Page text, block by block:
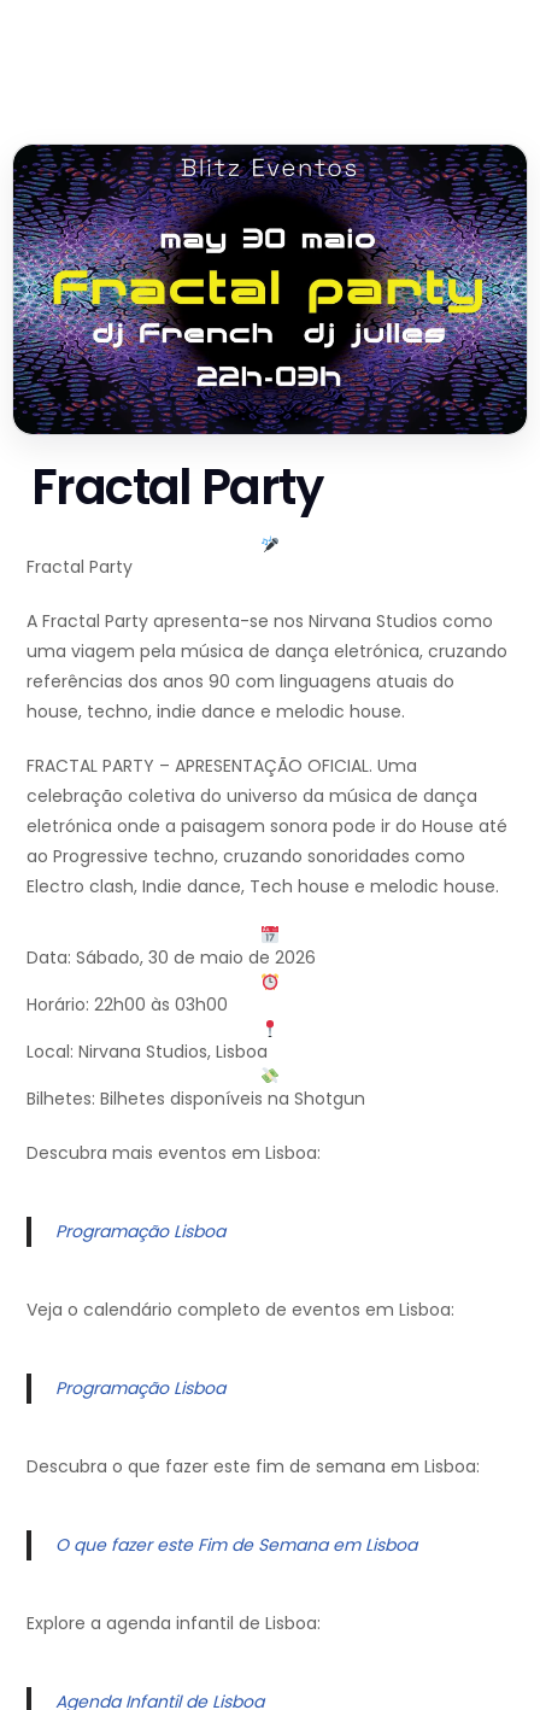
Fractal Party
Fractal Party
A Fractal Party apresenta-se nos Nirvana Studios como
uma viagem pela música de dança eletrónica, cruzando
referências dos anos 90 com linguagens atuais do
house, techno, indie dance e melodic house.
FRACTAL PARTY – APRESENTAÇÃO OFICIAL. Uma
celebração coletiva do universo da música de dança
eletrónica onde a paisagem sonora pode ir do House até
ao Progressive techno, cruzando sonoridades como
Electro clash, Indie dance, Tech house e melodic house.
Data: Sábado, 30 de maio de 2026
Horário: 22h00 às 03h00
Local: Nirvana Studios, Lisboa
Bilhetes: Bilhetes disponíveis na Shotgun
Descubra mais eventos em Lisboa:
Programação Lisboa
Veja o calendário completo de eventos em Lisboa:
Programação Lisboa
Descubra o que fazer este fim de semana em Lisboa:
O que fazer este Fim de Semana em Lisboa
Explore a agenda infantil de Lisboa:
Agenda Infantil de Lisboa